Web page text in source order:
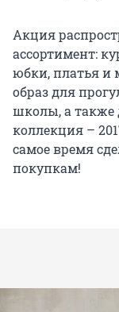
Акция
ассортимент:
юбки, платья и
образ для
школы, а также
коллекция –
самое время
покупкам!